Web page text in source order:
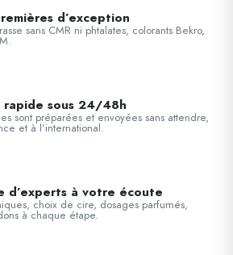
d’exception
sans CMR ni phtalates, colorants Bekro,
rapide sous 24/48h
sont préparées et envoyées sans attendre,
et à l’international.
d’experts à votre écoute
choix de cire, dosages parfumés,
à chaque étape.